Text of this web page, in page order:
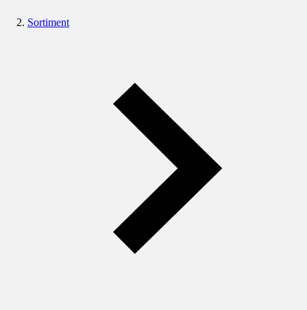
Sortiment